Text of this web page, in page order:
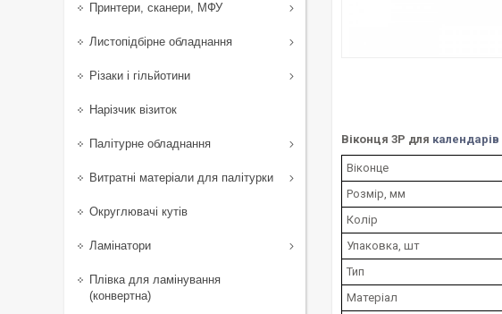
Віконця 3Р для календарів
Віконце
Розмір, мм
Колір
Упаковка, шт
Тип
Матеріал
Принтери, сканери, МФУ
Листопідбірне обладнання
Різаки і гільйотини
Нарізчик візиток
Палітурне обладнання
Витратні матеріали для палітурки
Округлювачі кутів
Ламінатори
Плівка для ламінування
(конвертна)